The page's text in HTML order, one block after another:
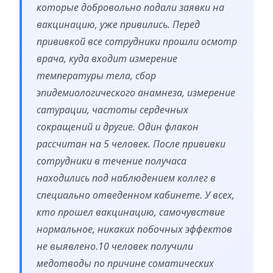
которые добровольно подали заявки на
вакцинацию, уже привились. Перед
прививкой все сотрудники прошли осмотр
врача, куда входит измерение
температуры тела, сбор
эпидемиологического анамнеза, измерение
сатурации, частоты сердечных
сокращений и другие. Один флакон
рассчитан на 5 человек. После прививки
сотрудники в течение получаса
находились под наблюдением коллег в
специально отведенном кабинете. У всех,
кто прошел вакцинацию, самочувствие
нормальное, никаких побочных эффектов
не выявлено.10 человек получили
медотводы по причине соматических